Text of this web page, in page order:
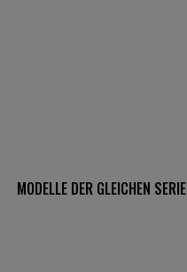
MODELLE DER GLEICHEN SERIE